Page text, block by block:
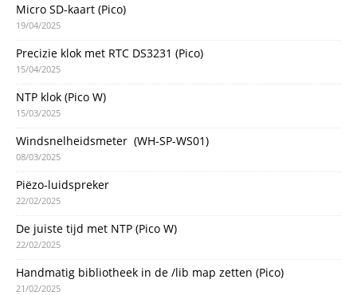
Micro SD-kaart (Pico)
19/04/2025
Precizie klok met RTC DS3231 (Pico)
15/04/2025
NTP klok (Pico W)
15/03/2025
Windsnelheidsmeter (WH-SP-WS01)
08/03/2025
Piëzo-luidspreker
22/02/2025
De juiste tijd met NTP (Pico W)
22/02/2025
Handmatig bibliotheek in de /lib map zetten (Pico)
21/02/2025